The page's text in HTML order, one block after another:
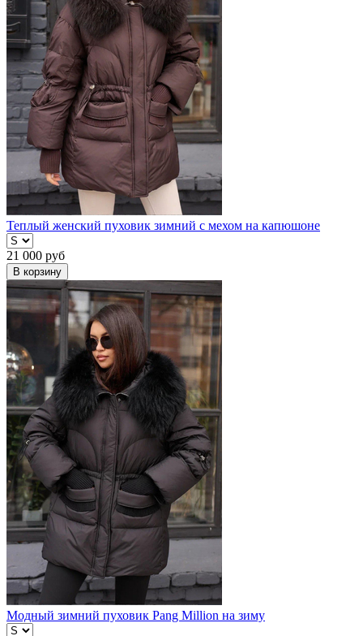
Теплый женский пуховик зимний с мехом на капюшоне
21 000 руб
В корзину
Модный зимний пуховик Pang Million на зиму